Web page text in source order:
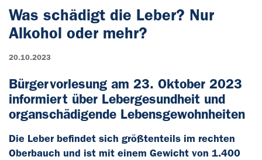
Was schädigt die Leber? Nur
Alkohol oder mehr?
20.10.2023
Bürgervorlesung am 23. Oktober 2023
informiert über Lebergesundheit und
organschädigende Lebensgewohnheiten
Die Leber befindet sich größtenteils im rechten
Oberbauch und ist mit einem Gewicht von 1.400